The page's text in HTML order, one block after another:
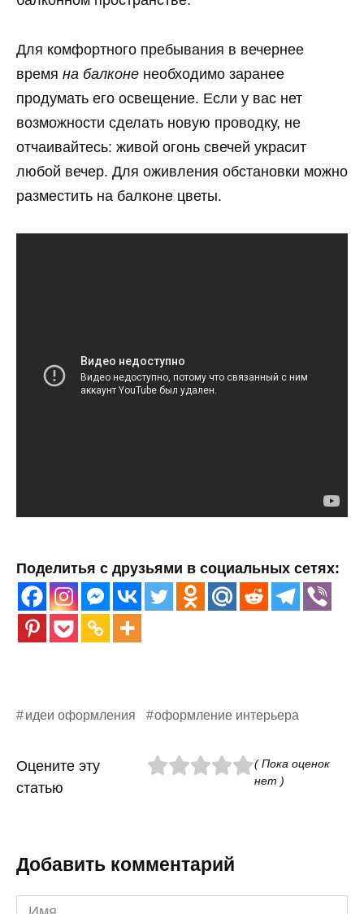
Для комфортного пребывания в вечернее
время на балконе необходимо заранее
продумать его освещение. Если у вас нет
возможности сделать новую проводку, не
отчаивайтесь: живой огонь свечей украсит
любой вечер. Для оживления обстановки можно
разместить на балконе цветы.
Поделитья с друзьями в социальных сетях:
идеи оформления оформление интерьера
Оцените эту
статью
( Пока оценок
нет )
Добавить комментарий
Имя